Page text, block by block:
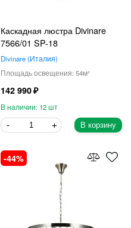
Каскадная люстра Divinare
7566/01 SP-18
Divinare Италия
54
142 990
12
В корзину
44